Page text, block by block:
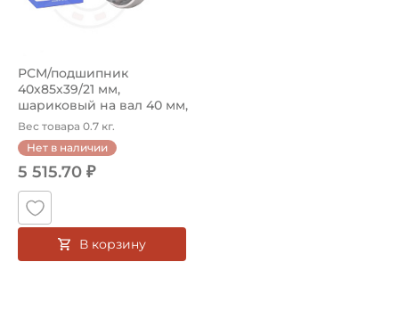
РСМ/подшипник
40х85х39/21 мм,
шариковый на вал 40 мм,
сферическое наруж...
Вес товара 0.7 кг.
Нет в наличии
5 515.70 ₽
В корзину